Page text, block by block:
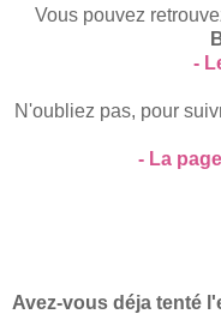
Vous pouvez
-
N'oubliez pas, pour
- La
Avez-vous déja tenté